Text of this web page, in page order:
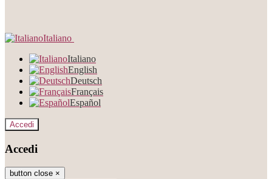
Italiano
Italiano
English
Deutsch
Français
Español
Accedi
Accedi
button close ×